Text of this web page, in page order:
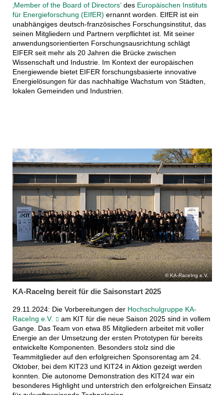
‚Member of the Board of Directors‘des Europäischen Instituts
für Energieforschung (EIfER) ernannt worden. EIfER ist ein
unabhängiges deutsch-französisches Forschungsinstitut, das
seinen Mitgliedern und Partnern verpflichtet ist. Mit seiner
anwendungsorientierten Forschungsausrichtung schlägt
EIFER seit mehr als 20 Jahren die Brücke zwischen
Wissenschaft und Industrie. Im Kontext der europäischen
Energiewende bietet EIFER forschungsbasierte innovative
Energielösungen für das nachhaltige Wachstum von Städten,
lokalen Gemeinden und Industrien.
KA-RaceIng e.V.
KA-RaceIng bereit für die Saisonstart 2025
29.11.2024: Die Vorbereitungen der Hochschulgruppe KA-
RaceIng e.V.
am KIT für die neue Saison 2025 sind in vollem
Gange. Das Team von etwa 85 Mitgliedern arbeitet mit voller
Energie an der Umsetzung der ersten Prototypen für bereits
entwickelte Komponenten. Besonders stolz sind die
Teammitglieder auf den erfolgreichen Sponsorentag am 24.
Oktober, bei dem KIT23 und KIT24 in Aktion gezeigt werden
konnten. Die autonome Demonstration des KIT24 war ein
besonderes Highlight und unterstrich den erfolgreichen Einsatz